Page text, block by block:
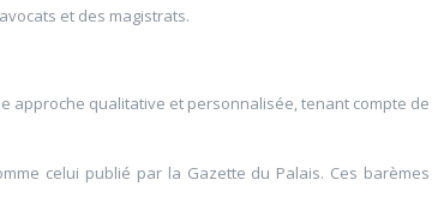
et des magistrats.
approche qualitative et personnalisée, tenant compte de
celui publié par la Gazette du Palais. Ces barèmes